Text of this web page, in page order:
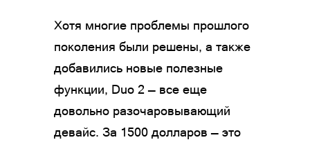
Хотя многие проблемы прошлого
поколения были решены, а также
добавились новые полезные
функции, Duo 2 — все еще
довольно разочаровывающий
девайс. За 1500 долларов — это